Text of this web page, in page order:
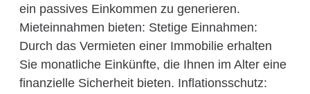
ein passives Einkommen zu generieren.
Mieteinnahmen bieten: Stetige Einnahmen:
Durch das Vermieten einer Immobilie erhalten
Sie monatliche Einkünfte, die Ihnen im Alter eine
finanzielle Sicherheit bieten. Inflationsschutz: